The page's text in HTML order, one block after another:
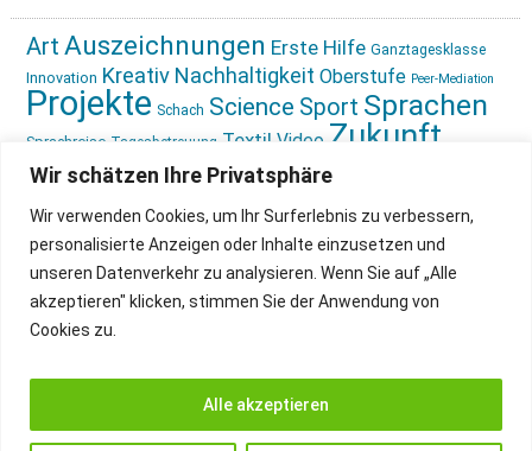
Wir schätzen Ihre Privatsphäre
Wir verwenden Cookies, um Ihr Surferlebnis zu verbessern,
personalisierte Anzeigen oder Inhalte einzusetzen und
unseren Datenverkehr zu analysieren. Wenn Sie auf „Alle
akzeptieren" klicken, stimmen Sie der Anwendung von
Cookies zu.
Alle akzeptieren
Art Auszeichnungen Erste Hilfe Ganztagesklasse
Innovation Kreativ Nachhaltigkeit Oberstufe Peer-Mediation
Projekte Schach Science Sport Sprachen
Sprachreise Tagesbetreuung Textil Video Zukunft
gestalten Ökologie
IMPRESSUM